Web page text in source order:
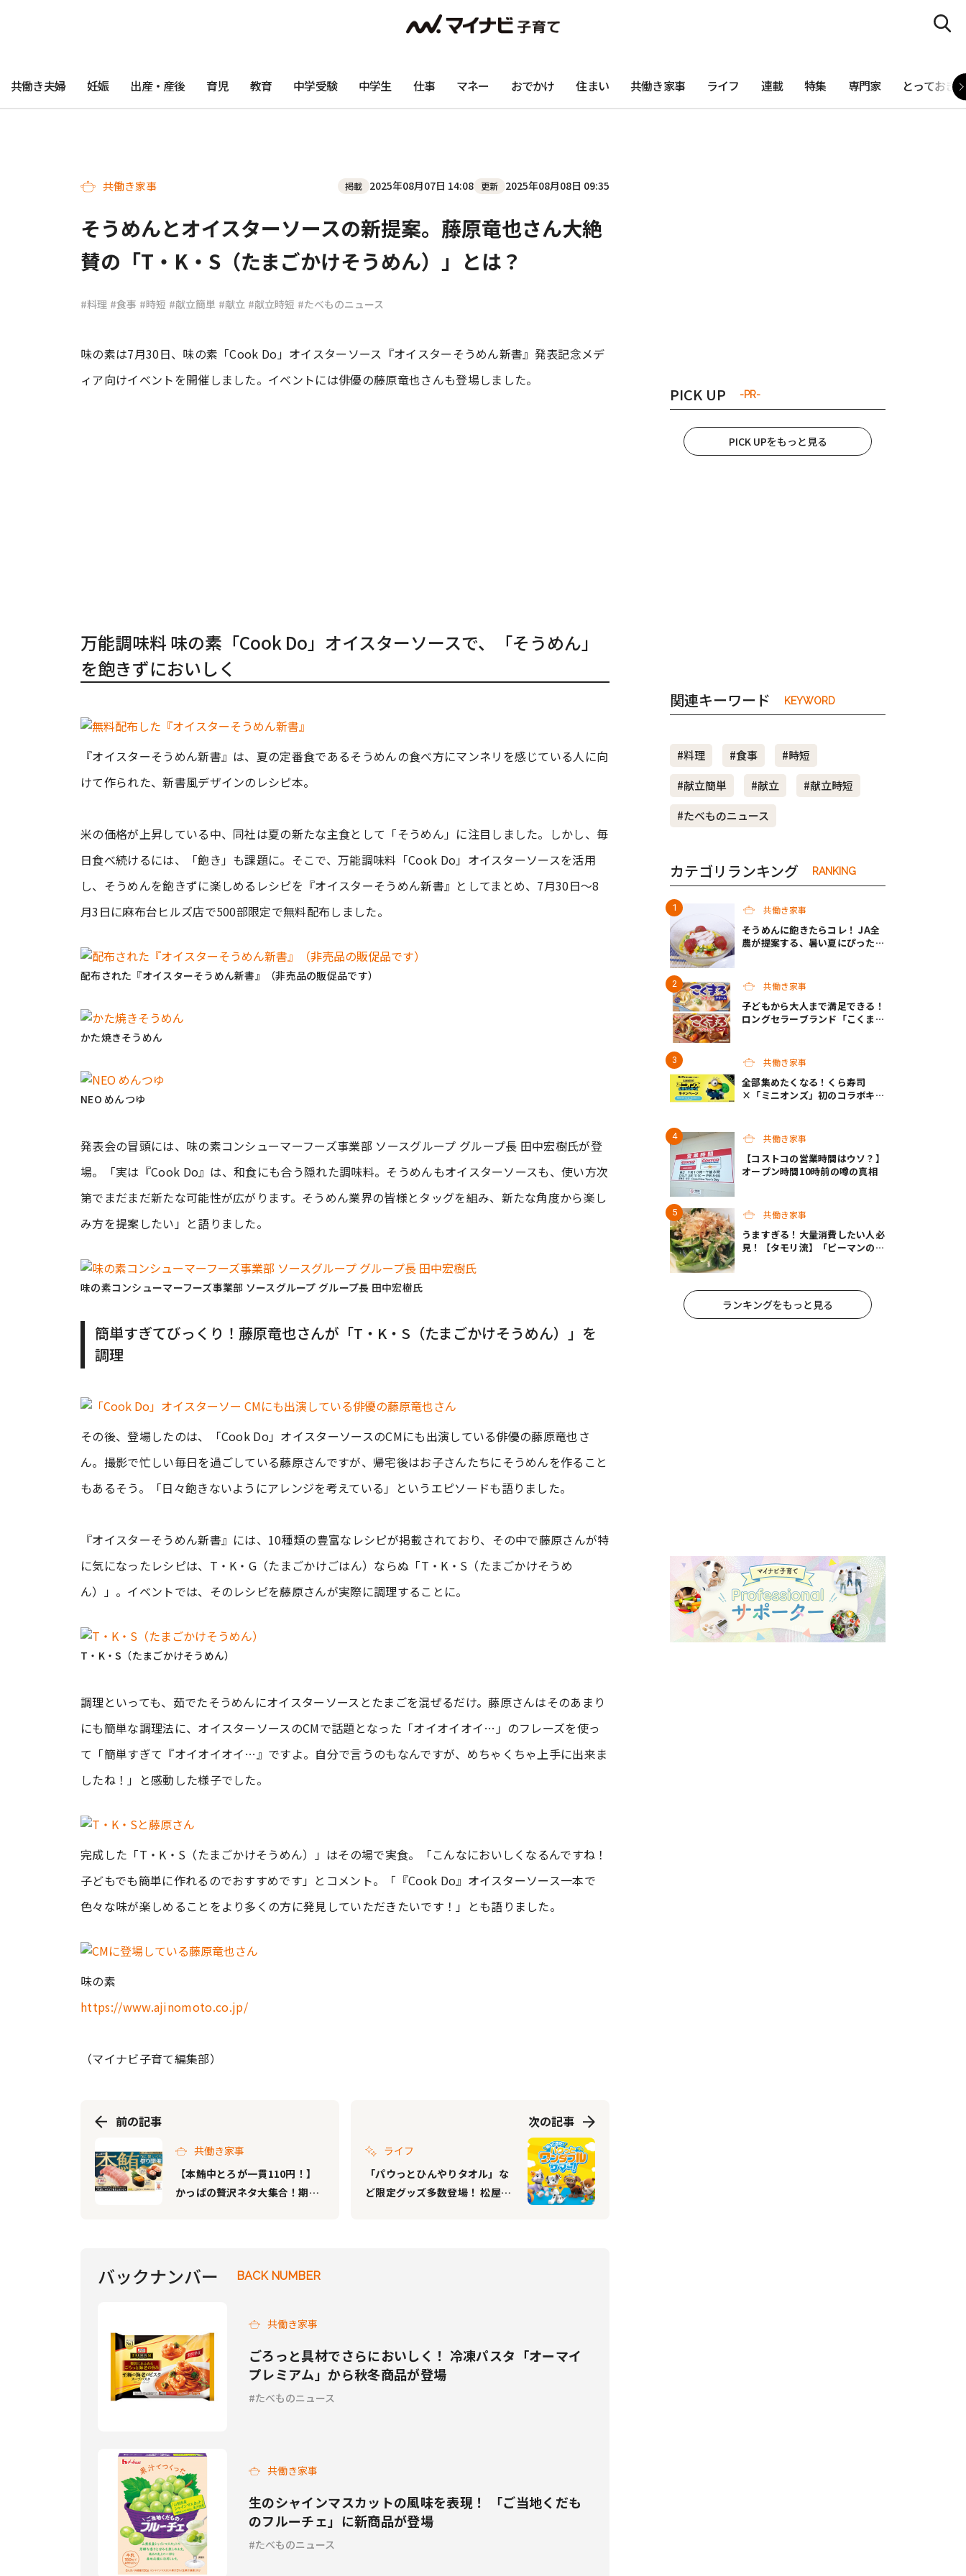
共働き夫婦 妊娠 出産・産後 育児 教育 中学受験 中学生 仕事 マネー おでかけ 住まい 共働き家事 ライフ 連載 特集 専門家 とっておき
共働き家事 掲載 2025年08月07日 14:08 更新 2025年08月08日 09:35
そうめんとオイスターソースの新提案。藤原竜也さん大絶
賛の「T・K・S（たまごかけそうめん）」とは？
#料理 #食事 #時短 #献立簡単 #献立 #献立時短 #たべものニュース
味の素は7月30日、味の素「Cook Do」オイスターソース『オイスターそうめん新書』発表記念メデ
ィア向けイベントを開催しました。イベントには俳優の藤原竜也さんも登場しました。
万能調味料 味の素「Cook Do」オイスターソースで、「そうめん」
を飽きずにおいしく
『オイスターそうめん新書』は、夏の定番食であるそうめんの食べ方にマンネリを感じている人に向
けて作られた、新書風デザインのレシピ本。
米の価格が上昇している中、同社は夏の新たな主食として「そうめん」に注目しました。しかし、毎
日食べ続けるには、「飽き」も課題に。そこで、万能調味料「Cook Do」オイスターソースを活用
し、そうめんを飽きずに楽しめるレシピを『オイスターそうめん新書』としてまとめ、7月30日～8
月3日に麻布台ヒルズ店で500部限定で無料配布しました。
配布された『オイスターそうめん新書』（非売品の販促品です）
かた焼きそうめん
NEO めんつゆ
発表会の冒頭には、味の素コンシューマーフーズ事業部 ソースグループ グループ長 田中宏樹氏が登
場。「実は『Cook Do』は、和食にも合う隠れた調味料。そうめんもオイスターソースも、使い方次
第でまだまだ新たな可能性が広がります。そうめん業界の皆様とタッグを組み、新たな角度から楽し
み方を提案したい」と語りました。
味の素コンシューマーフーズ事業部 ソースグループ グループ長 田中宏樹氏
簡単すぎてびっくり！藤原竜也さんが「T・K・S（たまごかけそうめん）」を
調理
その後、登場したのは、「Cook Do」オイスターソースのCMにも出演している俳優の藤原竜也さ
ん。撮影で忙しい毎日を過ごしている藤原さんですが、帰宅後はお子さんたちにそうめんを作ること
もあるそう。「日々飽きないようにアレンジを考えている」というエピソードも語りました。
『オイスターそうめん新書』には、10種類の豊富なレシピが掲載されており、その中で藤原さんが特
に気になったレシピは、T・K・G（たまごかけごはん）ならぬ「T・K・S（たまごかけそうめ
ん）」。イベントでは、そのレシピを藤原さんが実際に調理することに。
T・K・S（たまごかけそうめん）
調理といっても、茹でたそうめんにオイスターソースとたまごを混ぜるだけ。藤原さんはそのあまり
にも簡単な調理法に、オイスターソースのCMで話題となった「オイオイオイ…」のフレーズを使っ
て「簡単すぎて『オイオイオイ…』ですよ。自分で言うのもなんですが、めちゃくちゃ上手に出来ま
したね！」と感動した様子でした。
完成した「T・K・S（たまごかけそうめん）」はその場で実食。「こんなにおいしくなるんですね！
子どもでも簡単に作れるのでおすすめです」とコメント。「『Cook Do』オイスターソース一本で
色々な味が楽しめることをより多くの方に発見していただきたいです！」とも語りました。
味の素
https://www.ajinomoto.co.jp/
（マイナビ子育て編集部）
前の記事
共働き家事
【本鮪中とろが一貫110円！】
かっぱの贅沢ネタ大集合！期間
次の記事
ライフ
「パウっとひんやりタオル」な
ど限定グッズ多数登場！ 松屋で
バックナンバー BACK NUMBER
共働き家事
ごろっと具材でさらにおいしく！ 冷凍パスタ「オーマイ
プレミアム」から秋冬商品が登場
たべものニュース
共働き家事
生のシャインマスカットの風味を表現！ 「ご当地くだも
のフルーチェ」に新商品が登場
たべものニュース
PICK UP -PR-
PICK UPをもっと見る
関連キーワード KEYWORD
#料理 #食事
#時短
#献立簡単
#献立
#献立時短
#たべものニュース
カテゴリランキング RANKING
共働き家事
そうめんに飽きたらコレ！ JA全
農が提案する、暑い夏にぴったり
選
共働き家事
子どもから大人まで満足できる！
ロングセラーブランド「こくま
が新発売共働き家事
全部集めたくなる！くら寿司
×「ミニオンズ」初のコラボキャ
共働き家事
【コストコの営業時間はウソ？】
オープン時間10時前の噂の真相
共働き家事
うますぎる！大量消費したい人必
見！【タモリ流】「ピーマンの焼
ランキングをもっと見る